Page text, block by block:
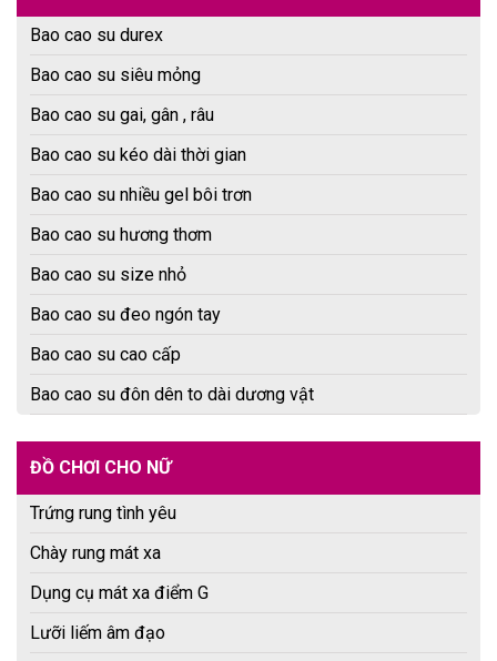
Bao cao su durex
Bao cao su siêu mỏng
Bao cao su gai, gân , râu
Bao cao su kéo dài thời gian
Bao cao su nhiều gel bôi trơn
Bao cao su hương thơm
Bao cao su size nhỏ
Bao cao su đeo ngón tay
Bao cao su cao cấp
Bao cao su đôn dên to dài dương vật
ĐỒ CHƠI CHO NỮ
Trứng rung tình yêu
Chày rung mát xa
Dụng cụ mát xa điểm G
Lưỡi liếm âm đạo